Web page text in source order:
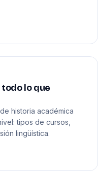
lo que
historia académica
tipos de cursos,
lingüística.